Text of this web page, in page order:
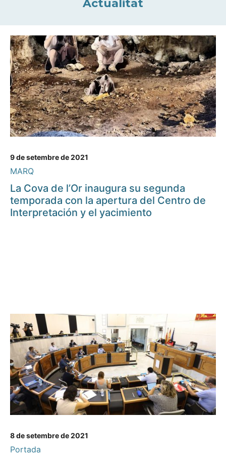
Actualitat
9 de setembre de 2021
MARQ
La Cova de l’Or inaugura su segunda
temporada con la apertura del Centro de
Interpretación y el yacimiento
8 de setembre de 2021
Portada